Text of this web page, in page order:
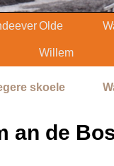
Olde
Willem
skoele
an de